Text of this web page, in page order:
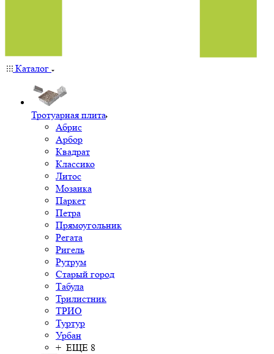
Каталог
Тротуарная плита
Абрис
Арбор
Квадрат
Классико
Литос
Мозаика
Паркет
Петра
Прямоугольник
Регата
Ригель
Рутрум
Старый город
Табула
Трилистник
ТРИО
Туртур
Урбан
+ ЕЩЕ 8